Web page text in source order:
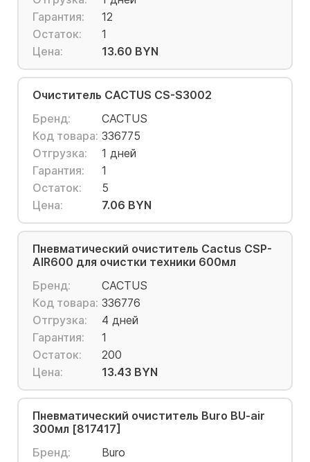
Гарантия:
12
Остаток:
1
Цена:
13.60 BYN
Очиститель CACTUS CS-S3002
Бренд:
CACTUS
Код товара: 336775
Отгрузка:
1 дней
Гарантия:
1
Остаток:
5
Цена:
7.06 BYN
Пневматический очиститель Cactus CSP-
AIR600 для очистки техники 600мл
Бренд:
CACTUS
Код товара: 336776
Отгрузка:
4 дней
Гарантия:
1
Остаток:
200
Цена:
13.43 BYN
Пневматический очиститель Buro BU-air
300мл [817417]
Бренд:
Buro